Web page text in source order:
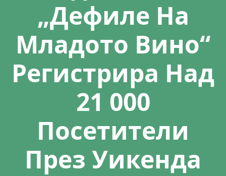
„Дефиле На
Младото Вино“
Регистрира Над
21 000
Посетители
През Уикенда